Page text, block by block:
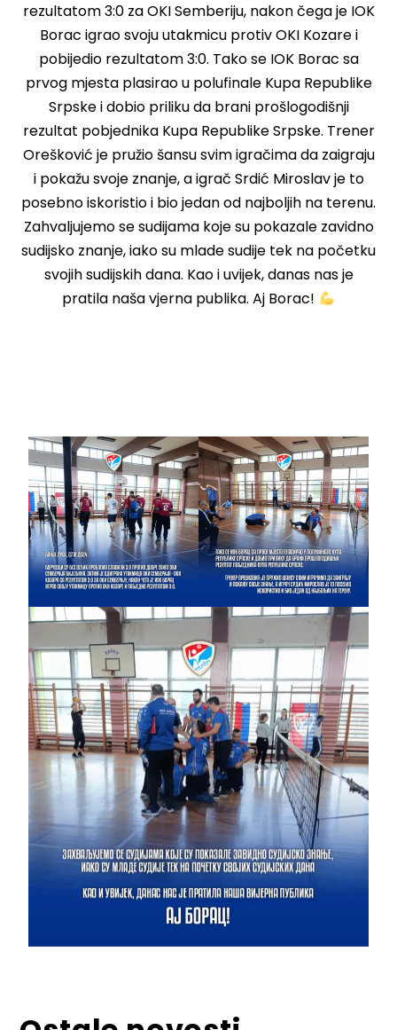
rezultatom 3:0 za OKI Semberiju, nakon čega je IOK
Borac igrao svoju utakmicu protiv OKI Kozare i
pobijedio rezultatom 3:0. Tako se IOK Borac sa
prvog mjesta plasirao u polufinale Kupa Republike
Srpske i dobio priliku da brani prošlogodišnji
rezultat pobjednika Kupa Republike Srpske. Trener
Orešković je pružio šansu svim igračima da zaigraju
i pokažu svoje znanje, a igrač Srdić Miroslav je to
posebno iskoristio i bio jedan od najboljih na terenu.
Zahvaljujemo se sudijama koje su pokazale zavidno
sudijsko znanje, iako su mlade sudije tek na početku
svojih sudijskih dana. Kao i uvijek, danas nas je
pratila naša vjerna publika. Aj Borac!